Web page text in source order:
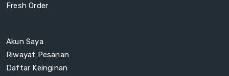
Fresh Order
Akun Saya
Riwayat Pesanan
Daftar Keinginan